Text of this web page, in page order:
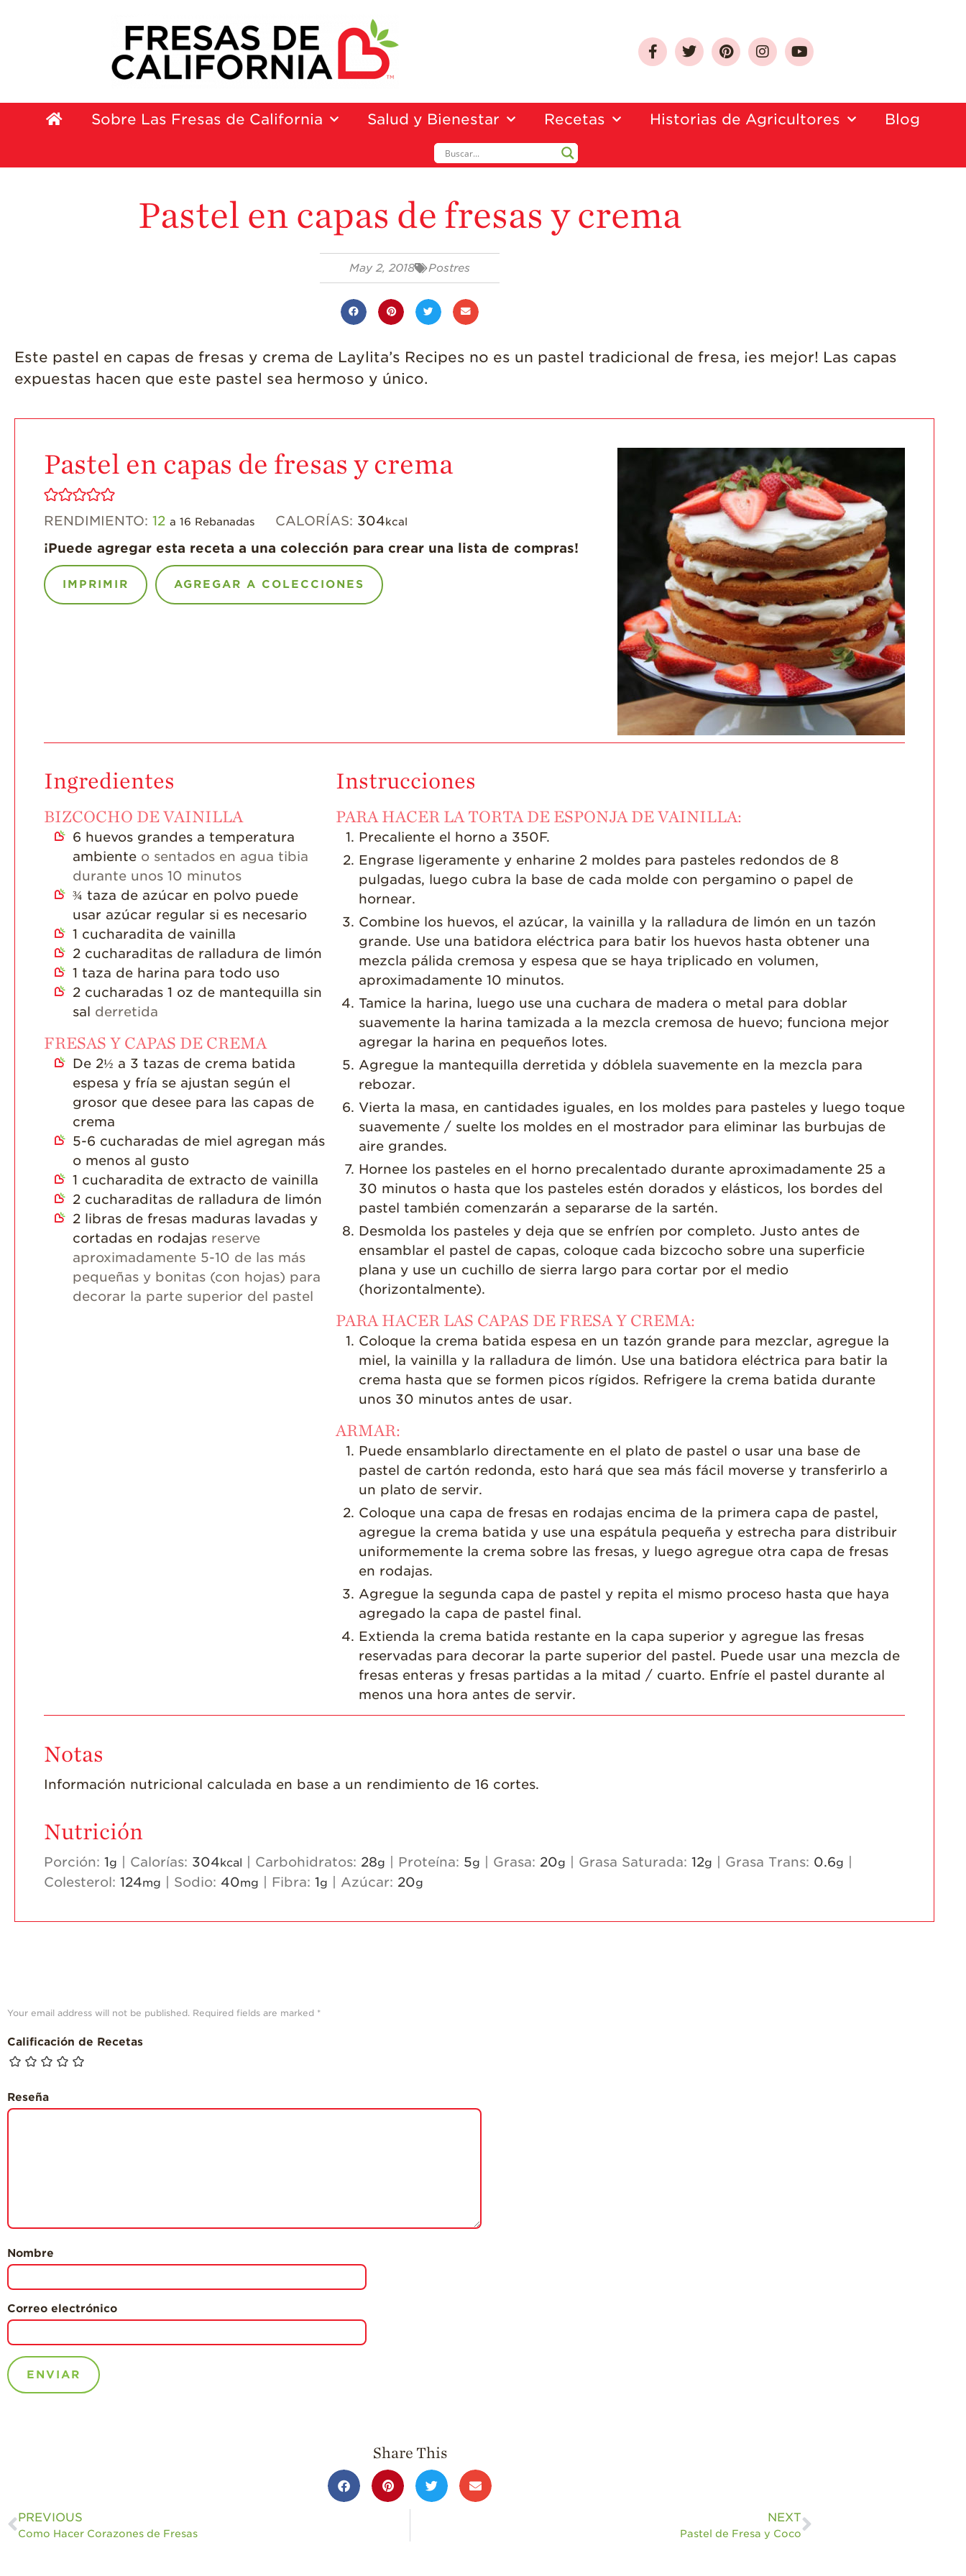
¡Disfrute 8-al-día!
¡Come Más Snacks!
Smoothies y
Bebidas
Ensaladas
Desayuno
Platillo Principal
Recetas Festivas
Videos de Recetas
Historias de
Agricultores
Historias de
Fresa
Sobre Las Fresas de California Salud y Bienestar Recetas Historias de Agricultores Blog
Pastel en capas de fresas y crema
May 2, 2018 Postres
Este pastel en capas de fresas y crema de Laylita’s Recipes no es un pastel tradicional de fresa, ¡es mejor! Las capas
expuestas hacen que este pastel sea hermoso y único.
Pastel en capas de fresas y crema
RENDIMIENTO: 12 a 16 Rebanadas CALORÍAS: 304kcal
¡Puede agregar esta receta a una colección para crear una lista de compras!
IMPRIMIR AGREGAR A COLECCIONES
Ingredientes
BIZCOCHO DE VAINILLA
6 huevos grandes a temperatura
ambiente o sentados en agua tibia
durante unos 10 minutos
¾ taza de azúcar en polvo puede
usar azúcar regular si es necesario
1 cucharadita de vainilla
2 cucharaditas de ralladura de limón
1 taza de harina para todo uso
2 cucharadas 1 oz de mantequilla sin
sal derretida
FRESAS Y CAPAS DE CREMA
De 2½ a 3 tazas de crema batida
espesa y fría se ajustan según el
grosor que desee para las capas de
crema
5-6 cucharadas de miel agregan más
o menos al gusto
1 cucharadita de extracto de vainilla
2 cucharaditas de ralladura de limón
2 libras de fresas maduras lavadas y
cortadas en rodajas reserve
aproximadamente 5-10 de las más
pequeñas y bonitas (con hojas) para
decorar la parte superior del pastel
Instrucciones
PARA HACER LA TORTA DE ESPONJA DE VAINILLA:
Precaliente el horno a 350F.
Engrase ligeramente y enharine 2 moldes para pasteles redondos de 8
pulgadas, luego cubra la base de cada molde con pergamino o papel de
hornear.
Combine los huevos, el azúcar, la vainilla y la ralladura de limón en un tazón
grande. Use una batidora eléctrica para batir los huevos hasta obtener una
mezcla pálida cremosa y espesa que se haya triplicado en volumen,
aproximadamente 10 minutos.
Tamice la harina, luego use una cuchara de madera o metal para doblar
suavemente la harina tamizada a la mezcla cremosa de huevo; funciona mejor
agregar la harina en pequeños lotes.
Agregue la mantequilla derretida y dóblela suavemente en la mezcla para
rebozar.
Vierta la masa, en cantidades iguales, en los moldes para pasteles y luego toque
suavemente / suelte los moldes en el mostrador para eliminar las burbujas de
aire grandes.
Hornee los pasteles en el horno precalentado durante aproximadamente 25 a
30 minutos o hasta que los pasteles estén dorados y elásticos, los bordes del
pastel también comenzarán a separarse de la sartén.
Desmolda los pasteles y deja que se enfríen por completo. Justo antes de
ensamblar el pastel de capas, coloque cada bizcocho sobre una superficie
plana y use un cuchillo de sierra largo para cortar por el medio
(horizontalmente).
PARA HACER LAS CAPAS DE FRESA Y CREMA:
Coloque la crema batida espesa en un tazón grande para mezclar, agregue la
miel, la vainilla y la ralladura de limón. Use una batidora eléctrica para batir la
crema hasta que se formen picos rígidos. Refrigere la crema batida durante
unos 30 minutos antes de usar.
ARMAR:
Puede ensamblarlo directamente en el plato de pastel o usar una base de
pastel de cartón redonda, esto hará que sea más fácil moverse y transferirlo a
un plato de servir.
Coloque una capa de fresas en rodajas encima de la primera capa de pastel,
agregue la crema batida y use una espátula pequeña y estrecha para distribuir
uniformemente la crema sobre las fresas, y luego agregue otra capa de fresas
en rodajas.
Agregue la segunda capa de pastel y repita el mismo proceso hasta que haya
agregado la capa de pastel final.
Extienda la crema batida restante en la capa superior y agregue las fresas
reservadas para decorar la parte superior del pastel. Puede usar una mezcla de
fresas enteras y fresas partidas a la mitad / cuarto. Enfríe el pastel durante al
menos una hora antes de servir.
Notas
Información nutricional calculada en base a un rendimiento de 16 cortes.
Nutrición
Porción: 1g Calorías: 304kcal Carbohidratos: 28g Proteína: 5g Grasa: 20g Grasa Saturada: 12g Grasa Trans: 0.6g
Colesterol: 124mg Sodio: 40mg Fibra: 1g Azúcar: 20g
Your email address will not be published. Required fields are marked *
Calificación de Recetas
Reseña
Nombre
Correo electrónico
Share This
PREVIOUS
Como Hacer Corazones de Fresas
NEXT
Pastel de Fresa y Coco